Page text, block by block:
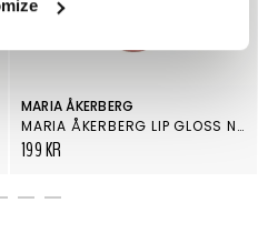
MARIA ÅKERBERG
MARIA ÅKERBERG LIP GLOSS NUDE
199 KR